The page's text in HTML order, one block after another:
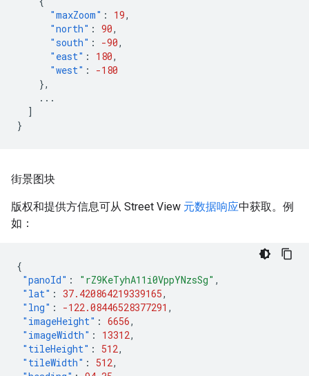
"maxZoom" : 19,
"north" : 90,
"south" : -90,
"east" : 180,
"west" :
-180
},
...
]
}
街景图块
版权和提供方信息可从 Street View 元数据响应中获取。例
如：
{
"panoId" : "rZ9KeTyhA11i0VppYNzsSg" ,
"lat" : 37.420864219339165,
"lng" : -122.08446528377291 ,
"imageHeight" : 6656,
"imageWidth" : 13312,
"tileHeight" : 512,
"tileWidth" : 512,